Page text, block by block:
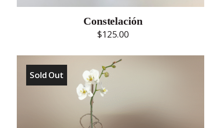
Constelación
$125.00
Sold Out